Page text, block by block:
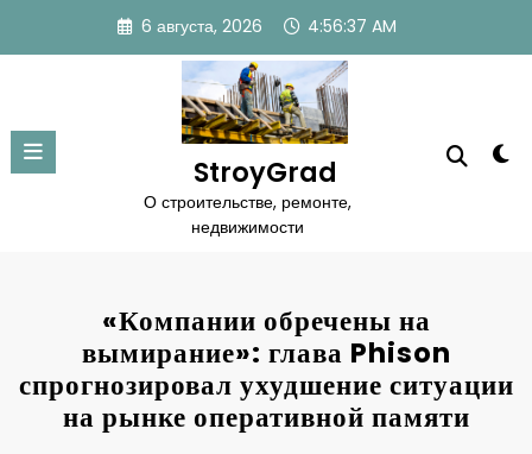
содержимому
6 августа, 2026 4:56:37 AM
StroyGrad
О строительстве, ремонте,
недвижимости
«Компании обречены на
вымирание»: глава Phison
спрогнозировал ухудшение ситуации
на рынке оперативной памяти